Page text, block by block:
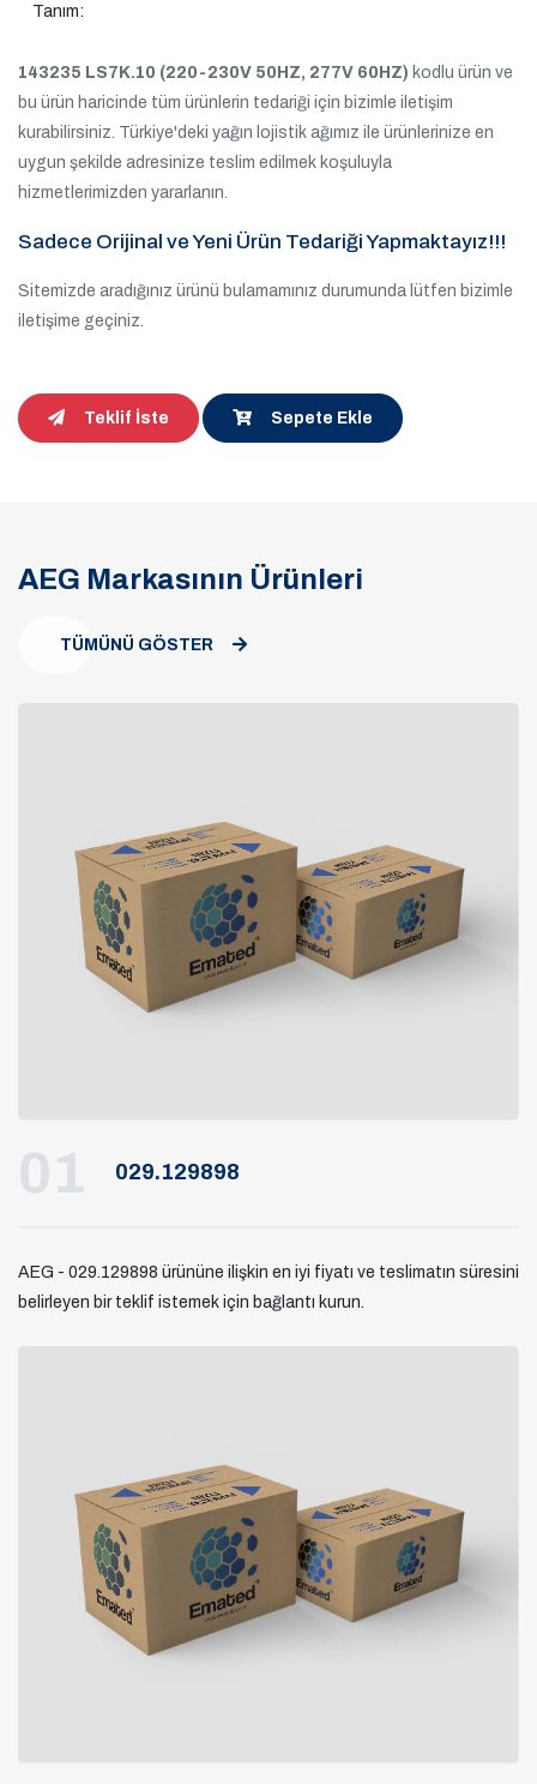
Tanım:
143235 LS7K.10 (220-230V 50HZ, 277V 60HZ) kodlu ürün ve
bu ürün haricinde tüm ürünlerin tedariği için bizimle iletişim
kurabilirsiniz. Türkiye'deki yağın lojistik ağımız ile ürünlerinize en
uygun şekilde adresinize teslim edilmek koşuluyla
hizmetlerimizden yararlanın.
Sadece Orijinal ve Yeni Ürün Tedariği Yapmaktayız!!!
Sitemizde aradığınız ürünü bulamamınız durumunda lütfen bizimle
iletişime geçiniz.
Teklif İste Sepete Ekle
AEG Markasının Ürünleri
TÜMÜNÜ GÖSTER
01 029.129898
AEG - 029.129898 ürününe ilişkin en iyi fiyatı ve teslimatın süresini
belirleyen bir teklif istemek için bağlantı kurun.